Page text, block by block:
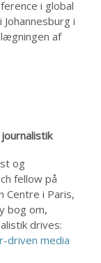
i global
i
af
og
fellow på
Centre i Paris,
bog om,
drives:
driven media